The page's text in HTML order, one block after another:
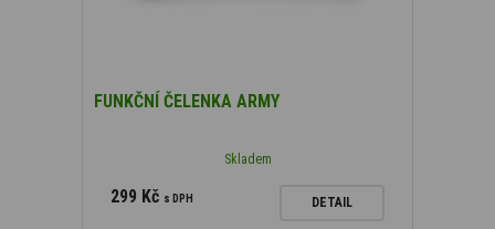
FUNKČNÍ ČELENKA ARMY
Skladem
299 Kč s DPH DETAIL